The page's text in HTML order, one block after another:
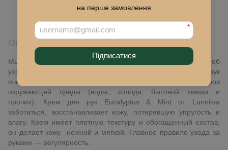
на перше замовлення
*
Підписатися
В избранное
Описание
Мы всегда помним об уходе лица, но часто забываем об
уходе за кожей рук. Открытая и незащищенная кожа рук
очень чувствительна перед воздействием внешних факторов
окружающей среды (воды, холода, бытовой химии и
прочих). Крем для рук Eucalyptus & Mint от Lunnitsa
заботиться, восстанавливает кожу, потерявшую упругость и
влагу. Крем имеет плотную текстуру и обогащенный состав,
он делает кожу нежной и мягкой. Главное правило ухода за
руками — регулярность.